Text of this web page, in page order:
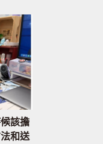
該擔
和送